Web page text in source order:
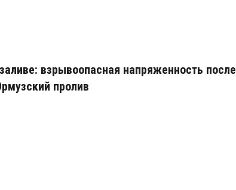
взрывоопасная напряженность после
пролив